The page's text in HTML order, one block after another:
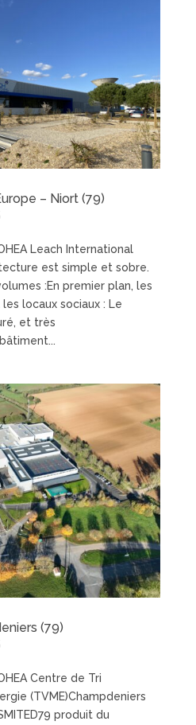
– Niort (79)
Leach International
est simple et sobre.
:En premier plan, les
locaux sociaux : Le
et très
(79)
Centre de Tri
(TVME)Champdeniers
produit du